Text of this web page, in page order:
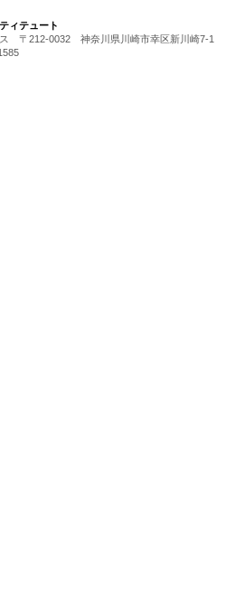
ィテュート
〒212-0032 神奈川県川崎市幸区新川崎7-1